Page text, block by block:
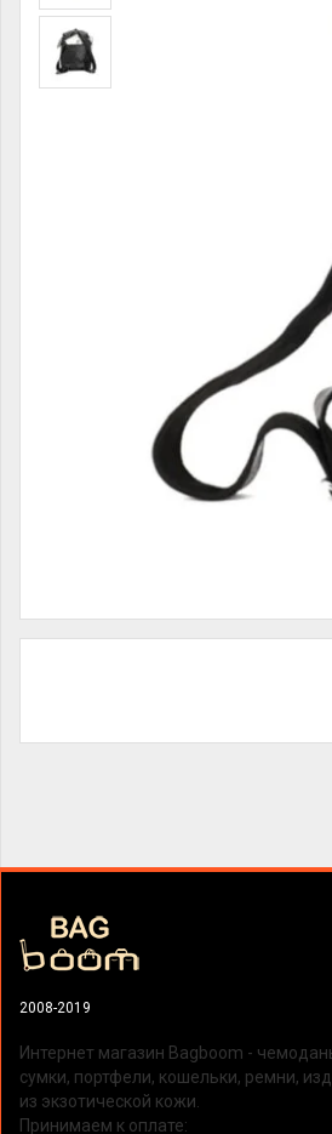
2008-2019
Интернет магазин Bagboom -
сумки, портфели, кошельки, ремни,
из экзотической кожи.
Принимаем к оплате: